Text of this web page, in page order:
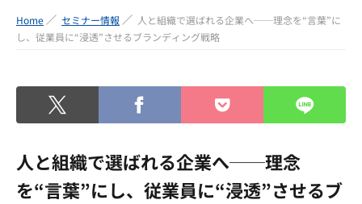
Home セミナー情報
人と組織で選ばれる企業へ──理念を“言葉”に
し、従業員に“浸透”させるブランディング戦略
人と組織で選ばれる企業へ──理念
を“言葉”にし、従業員に“浸透”させるブ